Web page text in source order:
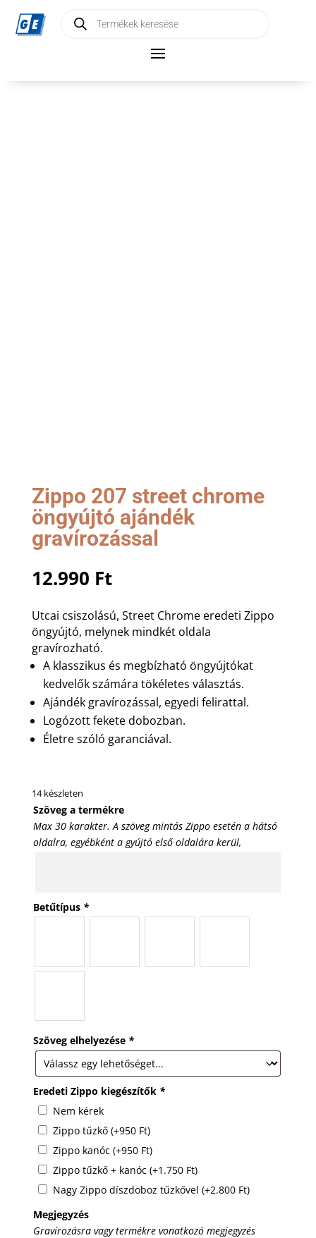
search
Zippo 207 street chrome
öngyújtó ajándék
gravírozással
12.990 Ft
Utcai csiszolású, Street Chrome eredeti Zippo
öngyújtó, melynek mindkét oldala
gravírozható.
A klasszikus és megbízható öngyújtókat
kedvelők számára tökéletes választás.
Ajándék gravírozással, egyedi felirattal.
Logózott fekete dobozban.
Életre szóló garanciával.
14 készleten
Szöveg a termékre
Max 30 karakter. A szöveg mintás Zippo esetén a hátsó
oldalra, egyébként a gyújtó első oldalára kerül,
Betűtípus *
Szöveg elhelyezése *
Eredeti Zippo kiegészítők *
Nem kérek
Zippo tűzkő (+950 Ft)
Zippo kanóc (+950 Ft)
Zippo tűzkő + kanóc (+1.750 Ft)
Nagy Zippo díszdoboz tűzkővel (+2.800 Ft)
Megjegyzés
Gravírozásra vagy termékre vonatkozó megjegyzés